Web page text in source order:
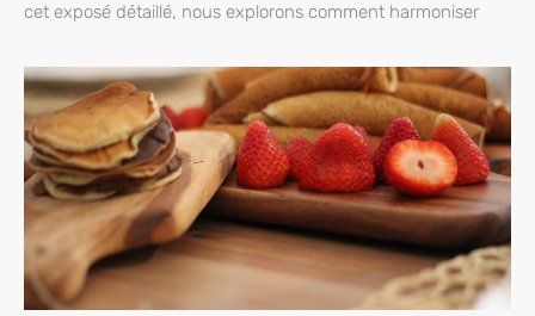
cet exposé détaillé, nous explorons comment harmoniser